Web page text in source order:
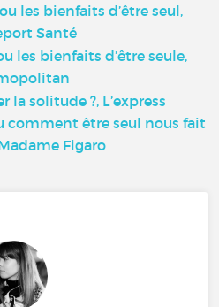
les bienfaits d’être seul,
Santé
les bienfaits d’être seule,
solitude ?, L’express
comment être seul nous fait
Figaro